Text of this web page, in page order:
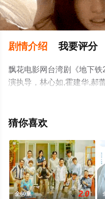
剧情介绍 我要评分
飘花电影网台湾剧《地下
演执导，林心如,霍建华,郝
莉,蒋冰,张茜等演员精彩演
全集就上飘花影院，更多相
猜你喜欢
全60集 2.0